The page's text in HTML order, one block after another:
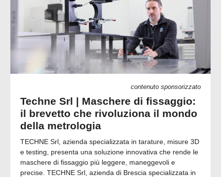
contenuto sponsorizzato
Techne Srl | Maschere di fissaggio:
il brevetto che rivoluziona il mondo
della metrologia
TECHNE Srl, azienda specializzata in tarature, misure 3D
e testing, presenta una soluzione innovativa che rende le
maschere di fissaggio più leggere, maneggevoli e
precise. TECHNE Srl, azienda di Brescia specializzata in